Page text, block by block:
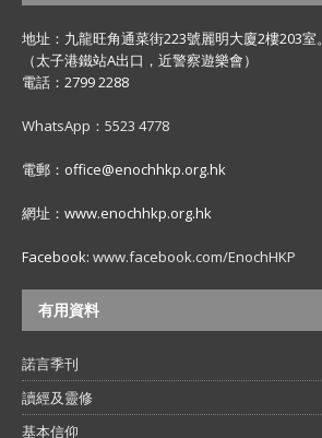
地址：九龍旺角通菜街223號麗明大廈2樓203室。
（太子港鐵站A出口，近警察遊樂會）
電話：2799 2288
WhatsApp：5523 4778
電郵：office@enochhkp.org.hk
網址：www.enochhkp.org.hk
Facebook: www.facebook.com/EnochHKP
有用資料
諾言季刊
讀經及靈修
基本信仰